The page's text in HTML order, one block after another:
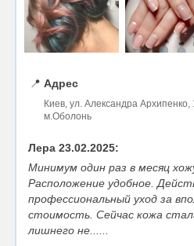
📍 Адрес
Киев, ул. Александра Архипенко,
м.Оболонь
Лера 23.02.2025:
Минимум один раз в месяц
Расположение удобное.
профессиональный уход за
стоимость. Сейчас кожа
лишнего не......